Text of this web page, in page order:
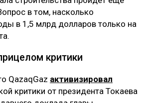
в том, насколько
в 1,5 млрд долларов только на
критики
QazaqGaz активизировал
критики от президента Токаева